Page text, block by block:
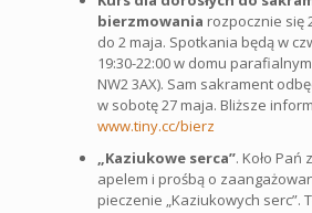
bierzmowania rozpocznie się
do 2 maja. Spotkania będą w
19:30-22:00 w domu
NW2 3AX). Sam sakrament
w sobotę 27 maja. Bliższe
www.tiny.cc/bierz
„Kaziukowe serca”. Koło Pań
apelem i prośbą o
pieczenie „Kaziukowych serc”.